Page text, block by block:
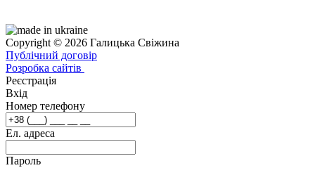
Copyright © 2026 Галицька Свіжина
Публічний договір
Розробка сайтів
Реєстрація
Вхід
Номер телефону
Ел. адреса
Пароль